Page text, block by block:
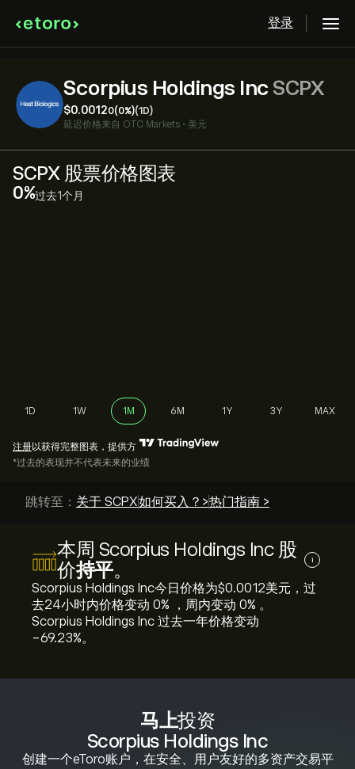
登录
Scorpius Holdings Inc SCPX
‎$‎0.00120(0%)(1D)
延迟价格来自 OTC Markets • 美元
马上投资
Scorpius Holdings Inc
创建一个eToro账户，在安全、用户友好的多资产交易平
SCPX 股票价格图表
‎0‎ 过去1个月
1D 1W 1M 6M 1Y 3Y MAX
注册以获得完整图表，提供方
*过去的表现并不代表未来的业绩
跳转至： 关于 SCPX如何买入？>热门指南 >
本周 Scorpius Holdings Inc 股
价持平。 i
Scorpius Holdings Inc今日价格为‎$‎0.0012美元，过
去24小时内价格变动 ‎0‎% ，周内变动 ‎0‎% 。
Scorpius Holdings Inc 过去一年价格变动
‎-69.23‎%。